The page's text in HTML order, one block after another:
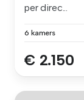
per direc...
6 kamers
€ 2.150